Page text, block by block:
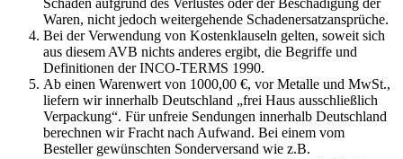
Waren, nicht jedoch weitergehende Schadenersatzansprüche.
Bei der Verwendung von Kostenklauseln gelten, soweit sich
aus diesem AVB nichts anderes ergibt, die Begriffe und
Definitionen der INCO-TERMS 1990.
Ab einen Warenwert von 1000,00 €, vor Metalle und MwSt.,
liefern wir innerhalb Deutschland „frei Haus ausschließlich
Verpackung“. Für unfreie Sendungen innerhalb Deutschland
berechnen wir Fracht nach Aufwand. Bei einem vom
Besteller gewünschten Sonderversand wie z.B.